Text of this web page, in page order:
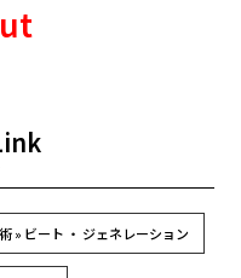
» ビート ・ ジェネレーション